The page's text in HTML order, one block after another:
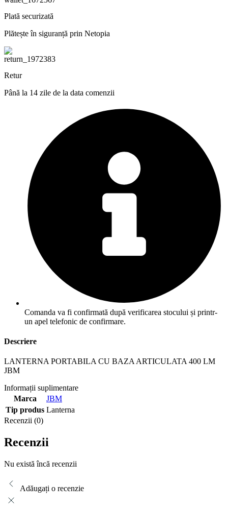
Plată securizată
Plătește în siguranță prin Netopia
Retur
Până la 14 zile de la data comenzii
Comanda va fi confirmată după verificarea stocului și printr-
un apel telefonic de confirmare.
Descriere
LANTERNA PORTABILA CU BAZA ARTICULATA 400 LM
JBM
Informații suplimentare
Marca
JBM
Tip produs Lanterna
Recenzii (0)
Recenzii
Nu există încă recenzii
Adăugați o recenzie